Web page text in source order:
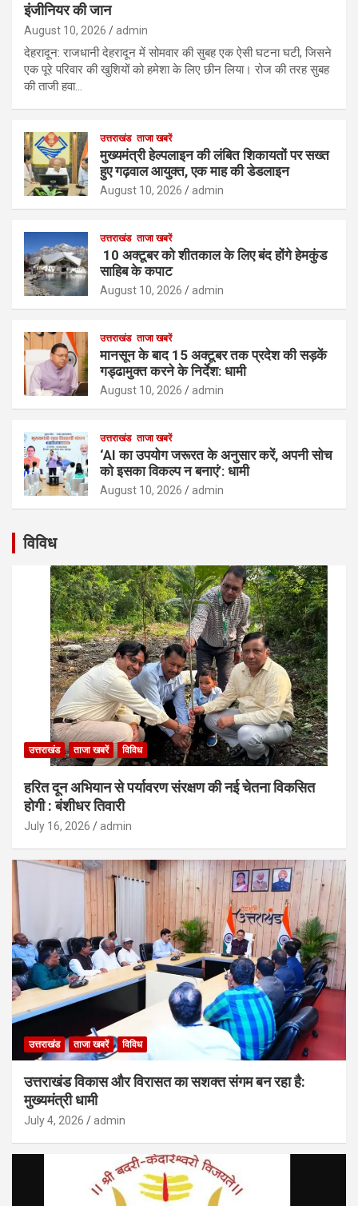
इंजीनियर की जान
August 10, 2026 admin
देहरादून: राजधानी देहरादून में सोमवार की सुबह एक ऐसी घटना घटी, जिसने
एक पूरे परिवार की खुशियों को हमेशा के लिए छीन लिया। रोज की तरह सुबह
की ताजी हवा…
उत्तराखंड ताजा खबरें
मुख्यमंत्री हेल्पलाइन की लंबित शिकायतों पर सख्त
हुए गढ़वाल आयुक्त, एक माह की डेडलाइन
August 10, 2026 admin
उत्तराखंड ताजा खबरें
10 अक्टूबर को शीतकाल के लिए बंद होंगे हेमकुंड
साहिब के कपाट
August 10, 2026 admin
उत्तराखंड ताजा खबरें
मानसून के बाद 15 अक्टूबर तक प्रदेश की सड़कें
गड्ढामुक्त करने के निर्देश: धामी
August 10, 2026 admin
उत्तराखंड ताजा खबरें
‘AI का उपयोग जरूरत के अनुसार करें, अपनी सोच
को इसका विकल्प न बनाएं’: धामी
August 10, 2026 admin
विविध
उत्तराखंड ताजा खबरें विविध
हरित दून अभियान से पर्यावरण संरक्षण की नई चेतना विकसित
होगी : बंशीधर तिवारी
July 16, 2026 admin
उत्तराखंड ताजा खबरें विविध
उत्तराखंड विकास और विरासत का सशक्त संगम बन रहा है:
मुख्यमंत्री धामी
July 4, 2026 admin